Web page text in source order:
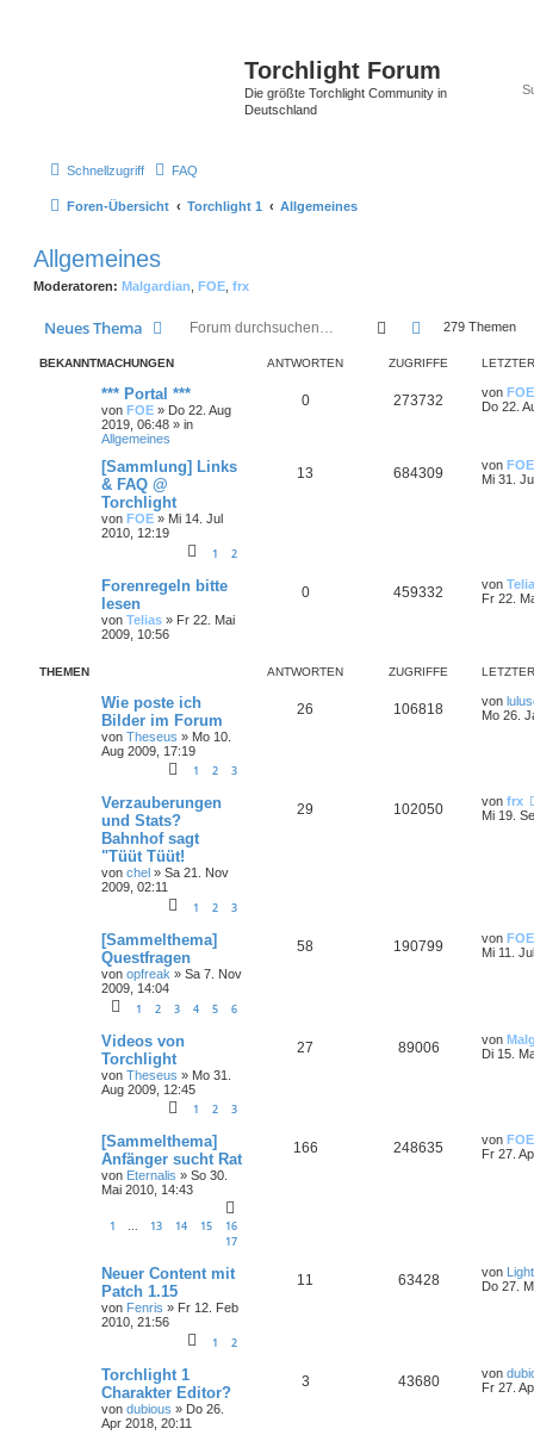
Torchlight Forum
Die größte Torchlight Community in
Deutschland
Schnellzugriff FAQ
Foren-Übersicht Torchlight 1 Allgemeines
Allgemeines
Moderatoren: Malgardian FOE frx
Neues Thema Suche Erweiterte
279 Themen
BEKANNTMACHUNGEN ANTWORTEN ZUGRIFFE
*** Portal ***
von FOE » Do 22. Aug
2019, 06:48 » in
Allgemeines
0 273732 von FOE
Do 22.
[Sammlung] Links
& FAQ @
Torchlight
von FOE » Mi 14. Jul
2010, 12:19
1 2
13 684309 von FOE
Mi 31.
Forenregeln bitte
lesen
von Telias » Fr 22. Mai
2009, 10:56
0 459332 von
Fr 22.
THEMEN ANTWORTEN ZUGRIFFE
Wie poste ich
Bilder im Forum
von Theseus » Mo 10.
Aug 2009, 17:19
1 2 3
26 106818 von
Mo 26.
Verzauberungen
und Stats?
Bahnhof sagt
"Tüüt Tüüt!
von chel » Sa 21. Nov
2009, 02:11
1 2 3
29 102050 von frx
Mi 19.
[Sammelthema]
Questfragen
von opfreak » Sa 7. Nov
2009, 14:04
1 2 3 4 5 6
58 190799 von FOE
Mi 11.
Videos von
Torchlight
von Theseus » Mo 31.
Aug 2009, 12:45
1 2 3
27 89006 von
Di 15.
[Sammelthema]
Anfänger sucht Rat
von Eternalis » So 30.
Mai 2010, 14:43
1 … 13 14 15
16
17
166 248635 von FOE
Fr 27.
Neuer Content mit
Patch 1.15
von Fenris » Fr 12. Feb
2010, 21:56
1 2
11 63428 von
Do 27.
Torchlight 1
Charakter Editor?
von dubious » Do 26.
Apr 2018, 20:11
3 43680 von
Fr 27.